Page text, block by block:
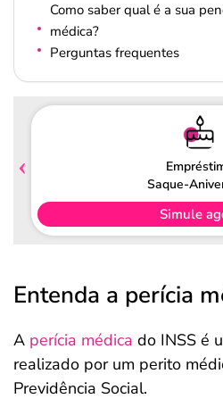
Como saber qual é a sua
médica?
Perguntas frequentes
Saque-
Simule
Entenda a perícia
A perícia médica do INSS é
realizado por um perito
Previdência Social.